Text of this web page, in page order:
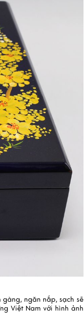
ngăn nắp, sạch sẽ
Việt Nam với hình ảnh